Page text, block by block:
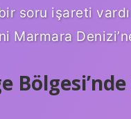
soru işareti
Marmara